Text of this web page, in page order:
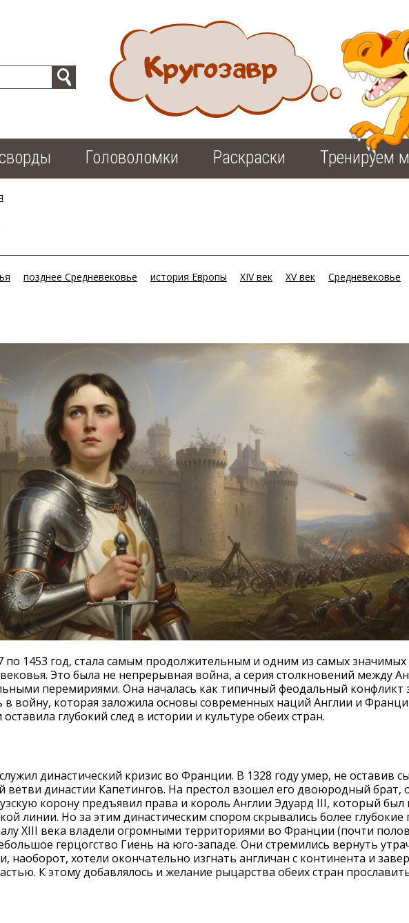
Головоломки Раскраски Тренируем
позднее Средневековье история Европы XIV век XV век Средневековье
по 1453 год, стала самым продолжительным и одним из самых
Это была не непрерывная война, а серия столкновений между
перемириями. Она началась как типичный феодальный конфликт
в войну, которая заложила основы современных наций Англии и
глубокий след в истории и культуре обеих стран.
династический кризис во Франции. В 1328 году умер, не оставив
ветви династии Капетингов. На престол взошел его двоюродный брат,
корону предъявил права и король Англии Эдуард III, который был
линии. Но за этим династическим спором скрывались более глубокие
XIII века владели огромными территориями во Франции (почти
герцогство Гиень на юго-западе. Они стремились вернуть
наоборот, хотели окончательно изгнать англичан с континента и
К этому добавлялось и желание рыцарства обеих стран